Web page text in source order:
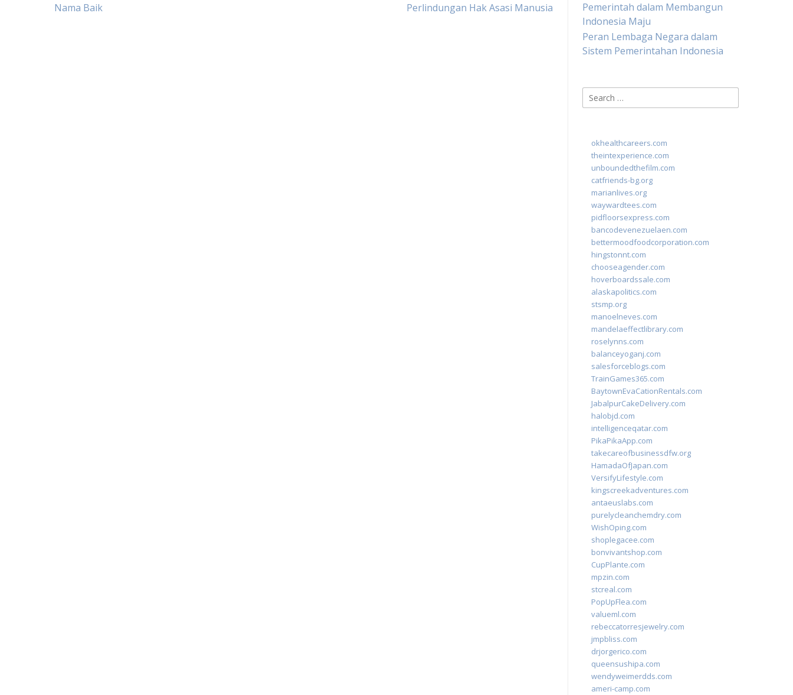
Nama Baik
Perlindungan Hak Asasi Manusia
Pemerintah dalam Membangun
Indonesia Maju
Peran Lembaga Negara dalam
Sistem Pemerintahan Indonesia
Search
for:
okhealthcareers.com
theintexperience.com
unboundedthefilm.com
catfriends-bg.org
marianlives.org
waywardtees.com
pidfloorsexpress.com
bancodevenezuelaen.com
bettermoodfoodcorporation.com
hingstonnt.com
chooseagender.com
hoverboardssale.com
alaskapolitics.com
stsmp.org
manoelneves.com
mandelaeffectlibrary.com
roselynns.com
balanceyoganj.com
salesforceblogs.com
TrainGames365.com
BaytownEvaCationRentals.com
JabalpurCakeDelivery.com
halobjd.com
intelligenceqatar.com
PikaPikaApp.com
takecareofbusinessdfw.org
HamadaOfJapan.com
VersifyLifestyle.com
kingscreekadventures.com
antaeuslabs.com
purelycleanchemdry.com
WishOping.com
shoplegacee.com
bonvivantshop.com
CupPlante.com
mpzin.com
stcreal.com
PopUpFlea.com
valueml.com
rebeccatorresjewelry.com
jmpbliss.com
drjorgerico.com
queensushipa.com
wendyweimerdds.com
ameri-camp.com